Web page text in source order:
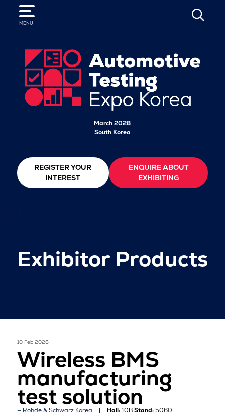
MENU
SEARCH
March 2028
South Korea
REGISTER YOUR
INTEREST
ENQUIRE ABOUT
EXHIBITING
Exhibitor Products
10 Feb 2026
Wireless BMS
manufacturing
test solution
Rohde & Schwarz Korea Hall:10BStand:5060